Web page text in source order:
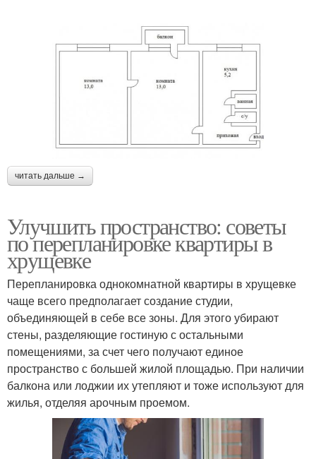
читать дальше →
Улучшить пространство: советы
по перепланировке квартиры в
хрущевке
Перепланировка однокомнатной квартиры в хрущевке
чаще всего предполагает создание студии,
объединяющей в себе все зоны. Для этого убирают
стены, разделяющие гостиную с остальными
помещениями, за счет чего получают единое
пространство с большей жилой площадью. При наличии
балкона или лоджии их утепляют и тоже используют для
жилья, отделяя арочным проемом.